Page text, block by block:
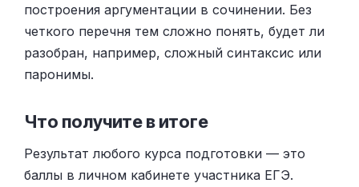
построения аргументации в сочинении. Без
четкого перечня тем сложно понять, будет ли
разобран, например, сложный синтаксис или
паронимы.
Что получите в итоге
Результат любого курса подготовки — это
баллы в личном кабинете участника ЕГЭ.